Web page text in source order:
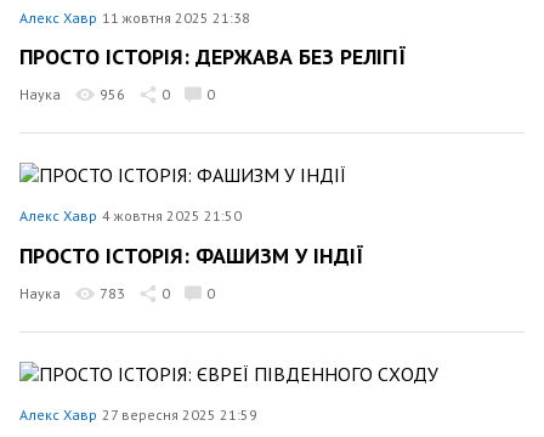
Алекс Хавр 11 жовтня 2025 21:38
ПРОСТО ІСТОРІЯ: ДЕРЖАВА БЕЗ РЕЛІГІЇ
Наука 956 0 0
Алекс Хавр 4 жовтня 2025 21:50
ПРОСТО ІСТОРІЯ: ФАШИЗМ У ІНДІЇ
Наука 783 0 0
Алекс Хавр 27 вересня 2025 21:59